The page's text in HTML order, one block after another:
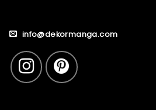
info@dekormanga.com